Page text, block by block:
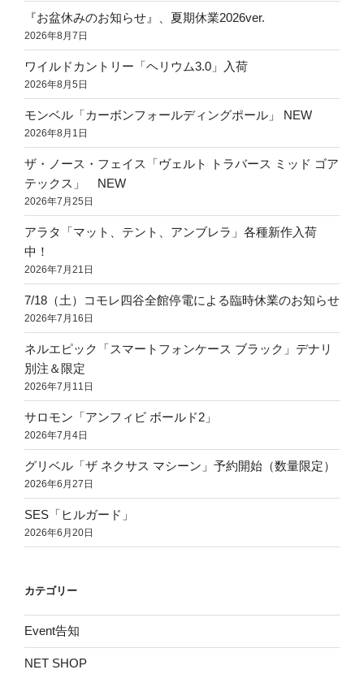
『お盆休みのお知らせ』、夏期休業2026ver.
2026年8月7日
ワイルドカントリー「ヘリウム3.0」入荷
2026年8月5日
モンベル「カーボンフォールディングポール」 NEW
2026年8月1日
ザ・ノース・フェイス「ヴェルト トラバース ミッド ゴア
テックス」 NEW
2026年7月25日
アラタ「マット、テント、アンブレラ」各種新作入荷
中！
2026年7月21日
7/18（土）コモレ四谷全館停電による臨時休業のお知らせ
2026年7月16日
ネルエピック「スマートフォンケース ブラック」デナリ
別注＆限定
2026年7月11日
サロモン「アンフィビ ボールド2」
2026年7月4日
グリベル「ザ ネクサス マシーン」予約開始（数量限定）
2026年6月27日
SES「ヒルガード」
2026年6月20日
カテゴリー
Event告知
NET SHOP